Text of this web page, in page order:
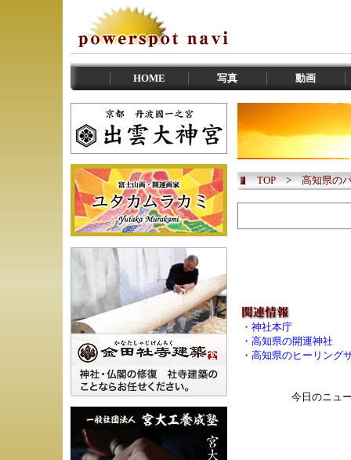
HOME 写真 動画
TOP>高知県の
・ 神社本庁
・ 高知県の開運神社
・ 高知県のヒーリング
今日のニュ